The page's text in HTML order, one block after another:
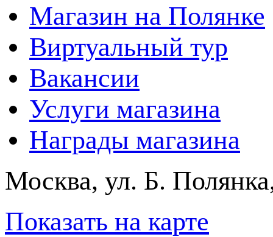
Магазин на Полянке
Виртуальный тур
Вакансии
Услуги магазина
Награды магазина
Москва, ул. Б.
Показать на карте